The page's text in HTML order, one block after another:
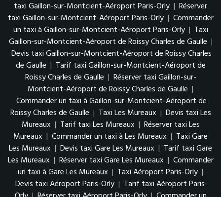
taxi Gaillon-sur-Montcient-Aéroport Paris-Orly | Réserver
taxi Gaillon-sur-Montcient-Aéroport Paris-Orly | Commander
un taxi à Gaillon-sur-Montcient-Aéroport Paris-Orly | Taxi
Gaillon-sur-Montcient-Aéroport de Roissy Charles de Gaulle |
Devis taxi Gaillon-sur-Montcient-Aéroport de Roissy Charles
de Gaulle | Tarif taxi Gaillon-sur-Montcient-Aéroport de
Roissy Charles de Gaulle | Réserver taxi Gaillon-sur-
Montcient-Aéroport de Roissy Charles de Gaulle |
Commander un taxi à Gaillon-sur-Montcient-Aéroport de
Roissy Charles de Gaulle | Taxi Les Mureaux | Devis taxi Les
Mureaux | Tarif taxi Les Mureaux | Réserver taxi Les
Mureaux | Commander un taxi à Les Mureaux | Taxi Gare
Les Mureaux | Devis taxi Gare Les Mureaux | Tarif taxi Gare
Les Mureaux | Réserver taxi Gare Les Mureaux | Commander
un taxi à Gare Les Mureaux | Taxi Aéroport Paris-Orly |
Devis taxi Aéroport Paris-Orly | Tarif taxi Aéroport Paris-